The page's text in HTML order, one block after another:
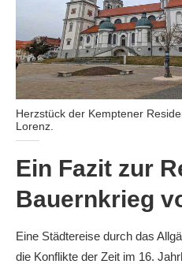
Herzstück der Kemptener
Lorenz.
Ein Fazit zur
Bauernkrieg
Eine Städtereise durch das
die Konflikte der Zeit im 16.